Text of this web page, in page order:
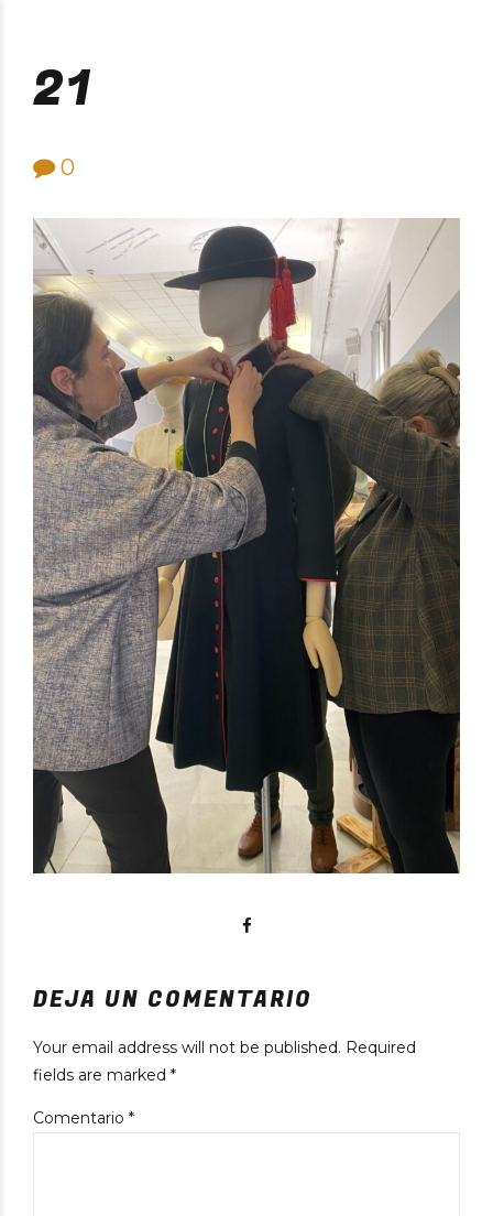
21
0
DEJA UN COMENTARIO
Your email address will not be published. Required
fields are marked *
Comentario *